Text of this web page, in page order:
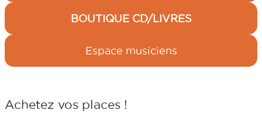
BOUTIQUE CD/LIVRES
Espace musiciens
Achetez vos places !